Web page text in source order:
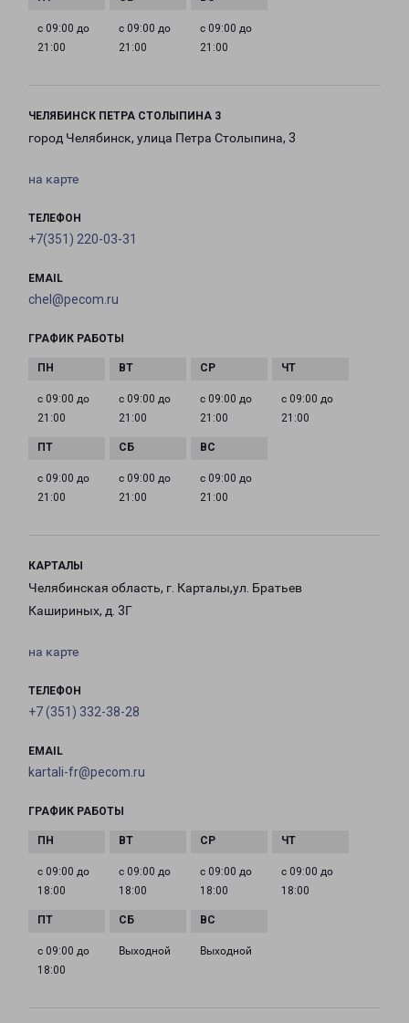
с 09:00 до
21:00
с 09:00 до
21:00
с 09:00 до
21:00
ЧЕЛЯБИНСК ПЕТРА СТОЛЫПИНА 3
город Челябинск, улица Петра Столыпина, 3
на карте
ТЕЛЕФОН
+7(351) 220-03-31
EMAIL
chel@pecom.ru
ГРАФИК РАБОТЫ
с 09:00 до
21:00
с 09:00 до
21:00
с 09:00 до
21:00
с 09:00 до
21:00
с 09:00 до
21:00
с 09:00 до
21:00
с 09:00 до
21:00
КАРТАЛЫ
Челябинская область, г. Карталы,ул. Братьев
Кашириных, д. 3Г
на карте
ТЕЛЕФОН
+7 (351) 332-38-28
EMAIL
kartali-fr@pecom.ru
ГРАФИК РАБОТЫ
с 09:00 до
18:00
с 09:00 до
18:00
с 09:00 до
18:00
с 09:00 до
18:00
с 09:00 до
18:00
Выходной Выходной